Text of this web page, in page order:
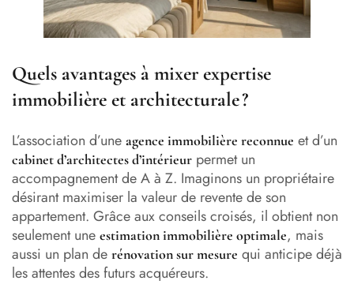
Quels avantages à mixer expertise
immobilière et architecturale ?
L’association d’une agence immobilière reconnue et d’un
cabinet d’architectes d’intérieur permet un
accompagnement de A à Z. Imaginons un propriétaire
désirant maximiser la valeur de revente de son
appartement. Grâce aux conseils croisés, il obtient non
seulement une estimation immobilière optimale, mais
aussi un plan de rénovation sur mesure qui anticipe déjà
les attentes des futurs acquéreurs.